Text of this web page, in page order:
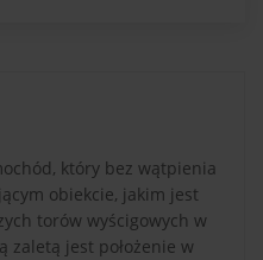
który bez wątpienia
obiekcie, jakim jest
torów wyścigowych w
zaletą jest położenie w